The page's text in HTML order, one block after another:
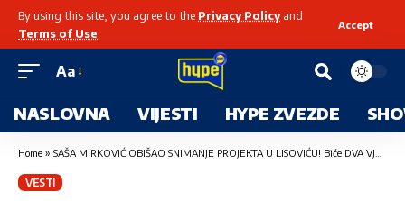
By using this site, you agree to the Privacy Policyand
Terms of Use
Accept
Aa
NASLOVNA VIJESTI HYPE ZVEZDE
Home » SAŠA MIRKOVIĆ OBIŠAO SNIMANJE PROJEKTA U LISOVIĆU! Biće DVA VJENČANJA, a vlasnik Hype-a postavio OVO PITANJE! (VIDEO)
VESTI